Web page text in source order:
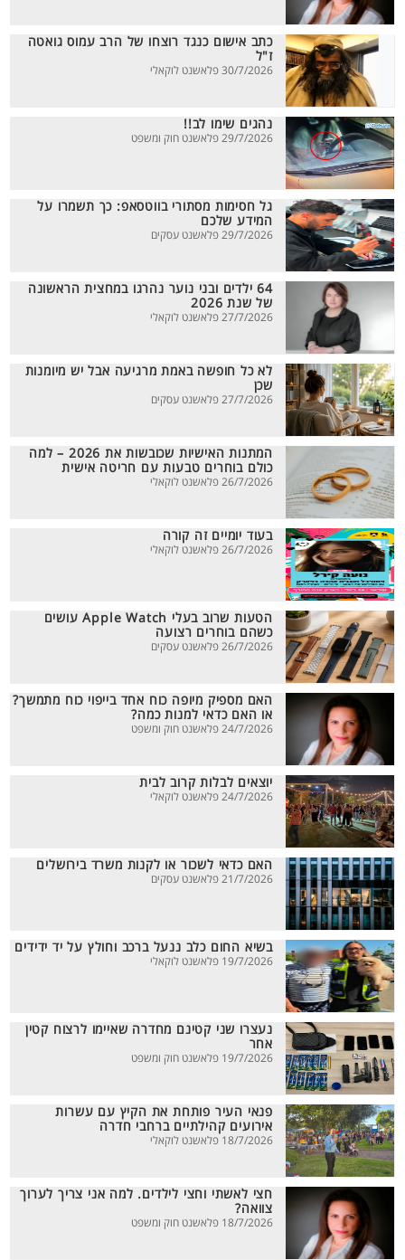
כתב אישום כנגד רוצחו של הרב עמוס גואטה
ז"ל
30/7/2026 פלאשנט לוקאלי
נהגים שימו לב!!
29/7/2026 פלאשנט חוק ומשפט
גל חסימות מסתורי בווטסאפ: כך תשמרו על
המידע שלכם
29/7/2026 פלאשנט עסקים
64 ילדים ובני נוער נהרגו במחצית הראשונה
של שנת 2026
27/7/2026 פלאשנט לוקאלי
לא כל חופשה באמת מרגיעה אבל יש מיומנות
שכן
27/7/2026 פלאשנט עסקים
המתנות האישיות שכובשות את 2026 – למה
כולם בוחרים טבעות עם חריטה אישית
26/7/2026 פלאשנט לוקאלי
בעוד יומיים זה קורה
26/7/2026 פלאשנט לוקאלי
הטעות שרוב בעלי Apple Watch עושים
כשהם בוחרים רצועה
26/7/2026 פלאשנט עסקים
האם מספיק מיופה כוח אחד בייפוי כוח מתמשך?
או האם כדאי למנות כמה?
24/7/2026 פלאשנט חוק ומשפט
יוצאים לבלות קרוב לבית
24/7/2026 פלאשנט לוקאלי
האם כדאי לשכור או לקנות משרד בירושלים
21/7/2026 פלאשנט עסקים
בשיא החום כלב ננעל ברכב וחולץ על יד ידידים
19/7/2026 פלאשנט לוקאלי
נעצרו שני קטינם מחדרה שאיימו לרצוח קטין
אחר
19/7/2026 פלאשנט חוק ומשפט
פנאי העיר פותחת את הקיץ עם עשרות
אירועים קהילתיים ברחבי חדרה
18/7/2026 פלאשנט לוקאלי
חצי לאשתי וחצי לילדים. למה אני צריך לערוך
צוואה?
18/7/2026 פלאשנט חוק ומשפט